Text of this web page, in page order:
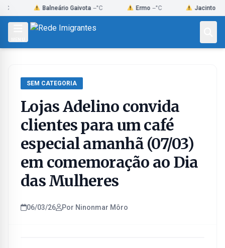
Skip
to
Balneário Gaivota --°C Ermo --°C Jacinto Machado
SEM CATEGORIA
Lojas Adelino convida
clientes para um café
especial amanhã (07/03)
em comemoração ao Dia
das Mulheres
06/03/26 Por Ninonmar Môro